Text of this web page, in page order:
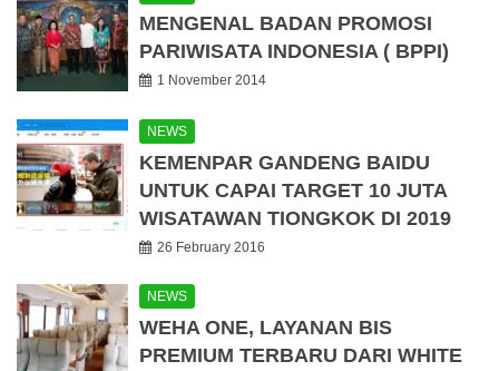
MENGENAL BADAN PROMOSI
PARIWISATA INDONESIA ( BPPI)
1 November 2014
NEWS
KEMENPAR GANDENG BAIDU
UNTUK CAPAI TARGET 10 JUTA
WISATAWAN TIONGKOK DI 2019
26 February 2016
NEWS
WEHA ONE, LAYANAN BIS
PREMIUM TERBARU DARI WHITE